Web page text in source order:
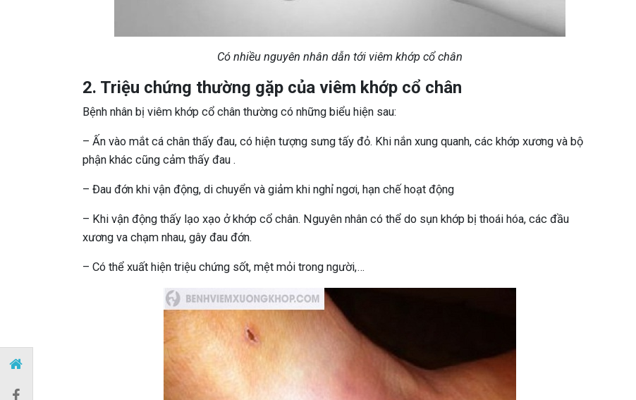
Có nhiều nguyên nhân dẫn tới viêm khớp cổ chân
2. Triệu chứng thường gặp của viêm khớp cổ chân
Bệnh nhân bị viêm khớp cổ chân thường có những biểu hiện sau:
– Ấn vào mắt cá chân thấy đau, có hiện tượng sưng tấy đỏ. Khi nắn xung quanh, các khớp xương và bộ
phận khác cũng cảm thấy đau .
– Đau đớn khi vận động, di chuyển và giảm khi nghỉ ngơi, hạn chế hoạt động
– Khi vận động thấy lạo xạo ở khớp cổ chân. Nguyên nhân có thể do sụn khớp bị thoái hóa, các đầu
xương va chạm nhau, gây đau đớn.
– Có thể xuất hiện triệu chứng sốt, mệt mỏi trong người,…